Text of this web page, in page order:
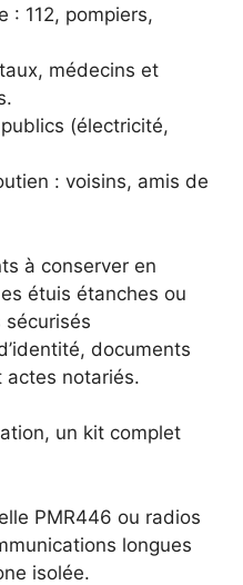
: 112, pompiers,
médecins et
(électricité,
: voisins, amis de
à conserver en
étuis étanches ou
sécurisés
documents
actes notariés.
un kit complet
PMR446 ou radios
longues
isolée.